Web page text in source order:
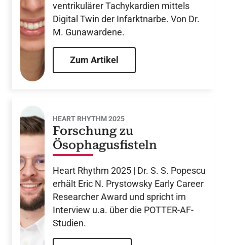
ventrikulärer Tachykardien mittels
Digital Twin der Infarktnarbe. Von Dr.
M. Gunawardene.
Zum Artikel
HEART RHYTHM 2025
Forschung zu
Ösophagusfisteln
Heart Rhythm 2025 | Dr. S. S. Popescu
erhält Eric N. Prystowsky Early Career
Researcher Award und spricht im
Interview u.a. über die POTTER-AF-
Studien.